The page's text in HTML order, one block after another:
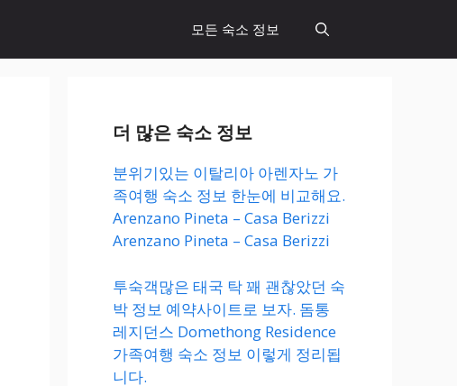
모든 숙소 정보
더 많은 숙소 정보
분위기있는 이탈리아 아렌자노 가
족여행 숙소 정보 한눈에 비교해요.
Arenzano Pineta – Casa Berizzi
Arenzano Pineta – Casa Berizzi
투숙객많은 태국 탁 꽤 괜찮았던 숙
박 정보 예약사이트로 보자. 돔통
레지던스 Domethong Residence
가족여행 숙소 정보 이렇게 정리됩
니다.